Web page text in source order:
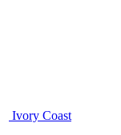
Ivory Coast